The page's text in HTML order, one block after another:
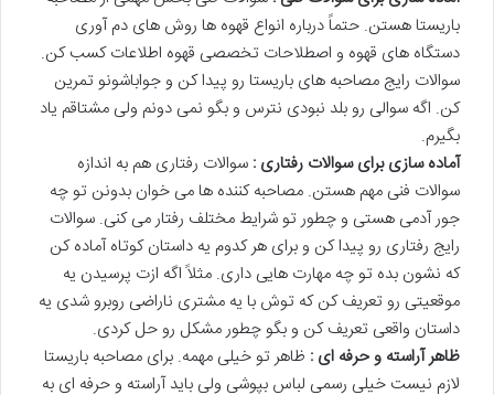
باریستا هستن. حتماً درباره انواع قهوه ها روش های دم آوری
دستگاه های قهوه و اصطلاحات تخصصی قهوه اطلاعات کسب کن.
سوالات رایج مصاحبه های باریستا رو پیدا کن و جواباشونو تمرین
کن. اگه سوالی رو بلد نبودی نترس و بگو نمی دونم ولی مشتاقم یاد
بگیرم.
آماده سازی برای سوالات رفتاری : سوالات رفتاری هم به اندازه
سوالات فنی مهم هستن. مصاحبه کننده ها می خوان بدونن تو چه
جور آدمی هستی و چطور تو شرایط مختلف رفتار می کنی. سوالات
رایج رفتاری رو پیدا کن و برای هر کدوم یه داستان کوتاه آماده کن
که نشون بده تو چه مهارت هایی داری. مثلاً اگه ازت پرسیدن یه
موقعیتی رو تعریف کن که توش با یه مشتری ناراضی روبرو شدی یه
داستان واقعی تعریف کن و بگو چطور مشکل رو حل کردی.
ظاهر آراسته و حرفه ای : ظاهر تو خیلی مهمه. برای مصاحبه باریستا
لازم نیست خیلی رسمی لباس بپوشی ولی باید آراسته و حرفه ای به